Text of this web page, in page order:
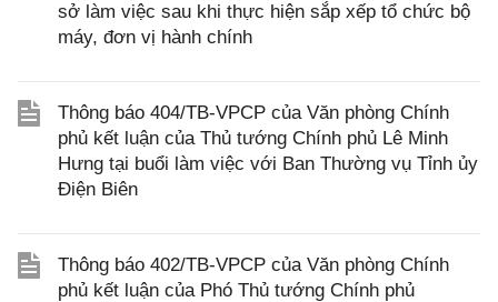
sở làm việc sau khi thực hiện sắp xếp tổ chức bộ
máy, đơn vị hành chính
Thông báo 404/TB-VPCP của Văn phòng Chính
phủ kết luận của Thủ tướng Chính phủ Lê Minh
Hưng tại buổi làm việc với Ban Thường vụ Tỉnh ủy
Điện Biên
Thông báo 402/TB-VPCP của Văn phòng Chính
phủ kết luận của Phó Thủ tướng Chính phủ